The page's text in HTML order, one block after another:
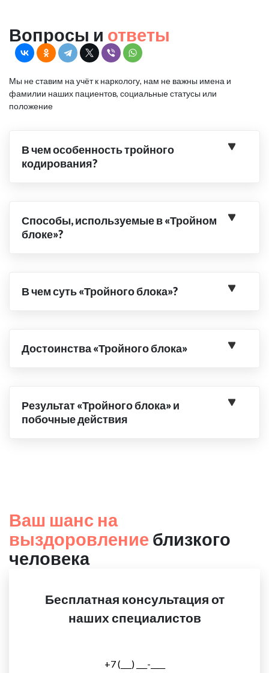
Вопросы и ответы
Мы не ставим на учёт к наркологу, нам не важны имена и
фамилии наших пациентов, социальные статусы или
положение
В чем особенность тройного
кодирования?
Способы, используемые в «Тройном
блоке»?
В чем суть «Тройного блока»?
Достоинства «Тройного блока»
Результат «Тройного блока» и
побочные действия
Ваш шанс на
выздоровление близкого
человека
Бесплатная консультация от
наших специалистов